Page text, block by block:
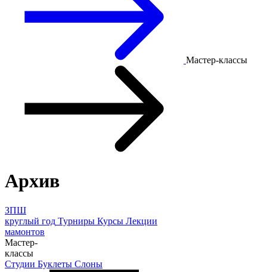
Мастер-классы
Архив
ЗПШ
круглый год Турниры Курсы Лекции
мамонтов
Мастер-
классы
Студии Буклеты Слоны